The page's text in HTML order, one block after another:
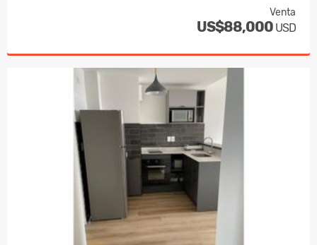
Venta
US$88,000 USD